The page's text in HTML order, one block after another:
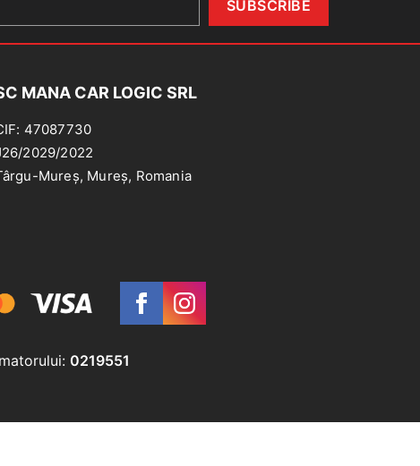
2012-,
LOGAN
2013-,
SANDERO
II
Seria
5
MANA CAR LOGIC SRL
47087730
2029/2022
Mureș, Mureș, Romania
0219551